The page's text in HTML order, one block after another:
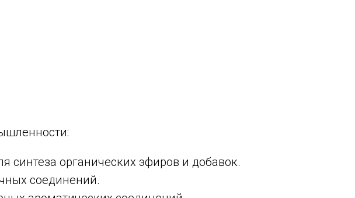
органических эфиров и добавок.
соединений.